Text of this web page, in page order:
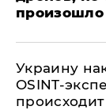
произошло
​Украину
OSINT-
происходит